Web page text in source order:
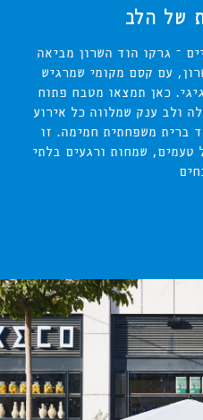
של הלב
– גרקו הוד השרון מביאה
עם קסם מקומי שמרגיש
כאן תמצאו מטבח פתוח
ולב ענק שמלווה כל אירוע
ברית משפחתית חמימה. זו
טעמים, שמחות ורגעים בלתי